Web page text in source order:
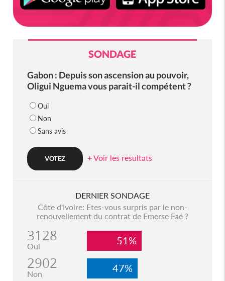
SONDAGE
Gabon : Depuis son ascension au pouvoir,
Oligui Nguema vous parait-il compétent ?
Oui
Non
Sans avis
+ Voir les resultats
DERNIER SONDAGE
Côte d'Ivoire: Etes-vous surpris par le non-
renouvellement du contrat de Emerse Faé ?
3128
Oui 51%
2902
Non 47%